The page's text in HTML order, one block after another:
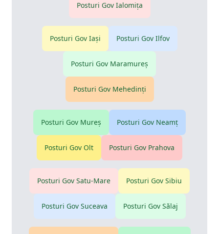
Posturi Gov Ialomiţa
Posturi Gov Iaşi Posturi Gov Ilfov
Posturi Gov Maramureş
Posturi Gov Mehedinţi
Posturi Gov Mureş Posturi Gov Neamţ
Posturi Gov Olt Posturi Gov Prahova
Posturi Gov Satu-Mare Posturi Gov Sibiu
Posturi Gov Suceava Posturi Gov Sălaj